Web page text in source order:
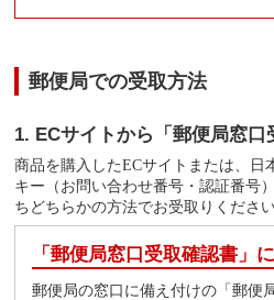
郵便局での受取方法
1. ECサイトから「郵便局窓
商品を購入したECサイトまたは、日
キー（お問い合わせ番号・認証番号
ちどちらかの方法でお受取りください
「郵便局窓口受取確認書」
郵便局の窓口に備え付けの「郵便